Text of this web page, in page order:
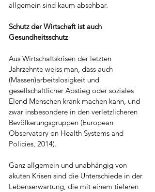
allgemein sind kaum absehbar.
Schutz der Wirtschaft ist auch
Gesundheitsschutz
Aus Wirtschaftskrisen der letzten
Jahrzehnte weiss man, dass auch
(Massen)arbeitslosigkeit und
gesellschaftlicher Abstieg oder soziales
Elend Menschen krank machen kann, und
zwar insbesondere in den verletzlicheren
Bevölkerungsgruppen (European
Observatory on Health Systems and
Policies, 2014).
Ganz allgemein und unabhängig von
akuten Krisen sind die Unterschiede in der
Lebenserwartung, die mit einem tieferen